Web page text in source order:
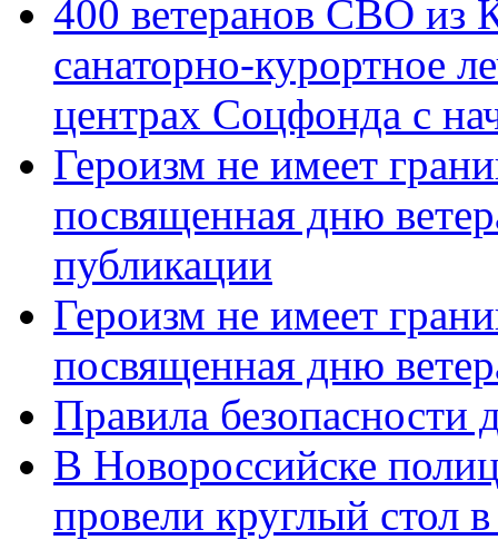
400 ветеранов СВО из
санаторно-курортное
центрах Соцфонда с
Героизм не имеет
посвященная дню
публикации
Героизм не имеет
посвященная дню
Правила безопасности
В Новороссийске
провели круглый стол